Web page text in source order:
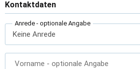
Kontaktdaten
Anrede - optionale Angabe
Vorname - optionale Angabe